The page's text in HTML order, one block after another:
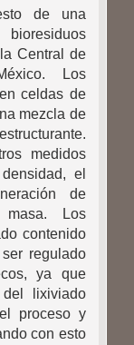
de una
Central de
Los
celdas de
mezcla de
medidos
el
de
Los
contenido
regulado
ya que
del lixiviado
proceso y
con esto